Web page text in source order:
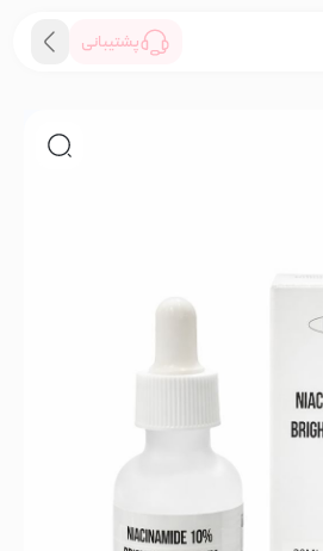
پشتیبانی